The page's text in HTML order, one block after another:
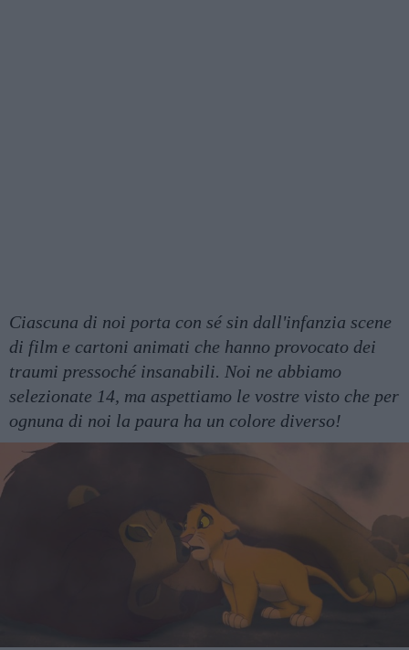
Ciascuna di noi porta con sé sin dall'infanzia scene
di film e cartoni animati che hanno provocato dei
traumi pressoché insanabili. Noi ne abbiamo
selezionate 14, ma aspettiamo le vostre visto che per
ognuna di noi la paura ha un colore diverso!